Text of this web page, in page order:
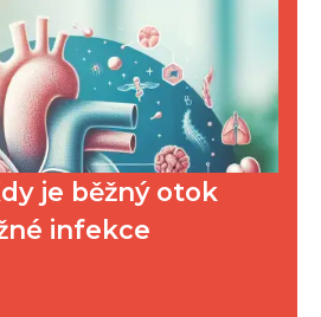
je běžný otok
infekce